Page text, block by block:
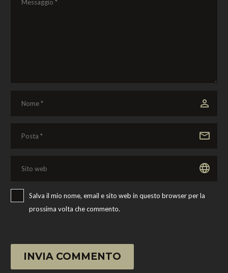
Salva il mio nome, email e sito web in questo browser per la
prossima volta che commento.
INVIA COMMENTO